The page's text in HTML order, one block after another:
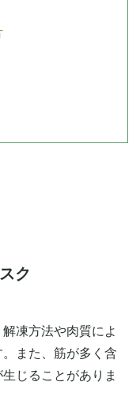
ク
凍方法や肉質によ
また、筋が多く含
じることがありま